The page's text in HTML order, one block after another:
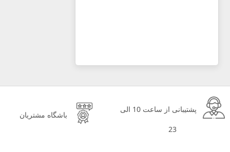
پشتیبانی از ساعت 10 الی
23
باشگاه مشتریان